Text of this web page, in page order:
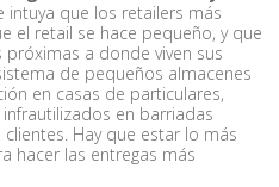
intuya que los retailers más
el retail se hace pequeño, y que
a donde viven sus
de pequeños almacenes
en casas de particulares,
en barriadas
Hay que estar lo más
hacer las entregas más